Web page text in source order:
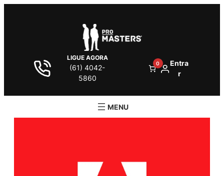
LIGUE AGORA
(61) 4042-
5860
0
Entra
r